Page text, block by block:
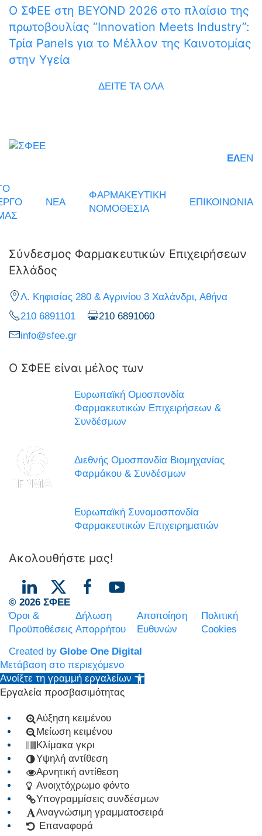
Ο ΣΦΕΕ στη BEYOND 2026 στο πλαίσιο της
πρωτοβουλίας “Innovation Meets Industry”:
Τρία Panels για το Μέλλον της Καινοτομίας
στην Υγεία
ΔΕΙΤΕ ΤΑ ΟΛΑ
ΕΛEN
ΝΕΑ
ΦΑΡΜΑΚΕΥΤΙΚΗ
ΝΟΜΟΘΕΣΙΑ
ΕΠΙΚΟΙΝΩΝΙΑ
Σύνδεσμος Φαρμακευτικών Επιχειρήσεων
Ελλάδος
Λ. Κηφισίας 280 & Αγρινίου 3 Χαλάνδρι, Αθήνα
210 6891101
210 6891060
info@sfee.gr
Ο ΣΦΕΕ είναι μέλος των
Ευρωπαϊκή Ομοσπονδία
Φαρμακευτικών Επιχειρήσεων &
Συνδέσμων
Διεθνής Ομοσπονδία Βιομηχανίας
Φαρμάκου & Συνδέσμων
Ευρωπαϊκή Συνομοσπονδία
Φαρμακευτικών Επιχειρηματιών
Ακολουθήστε μας!
© 2026 ΣΦΕΕ
Όροι &
Προϋποθέσεις
Δήλωση
Απορρήτου
Αποποίηση
Ευθυνών
Πολιτική
Cookies
Created by Globe One Digital
Μετάβαση στο περιεχόμενο
Ανοίξτε τη γραμμή εργαλείων
Εργαλεία προσβασιμότητας
Αύξηση κειμένου
Μείωση κειμένου
Κλίμακα γκρι
Υψηλή αντίθεση
Αρνητική αντίθεση
Ανοιχτόχρωμο φόντο
Υπογραμμίσεις συνδέσμων
Αναγνώσιμη γραμματοσειρά
Επαναφορά